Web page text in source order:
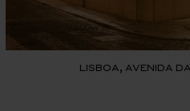
LISBOA, AVENIDA